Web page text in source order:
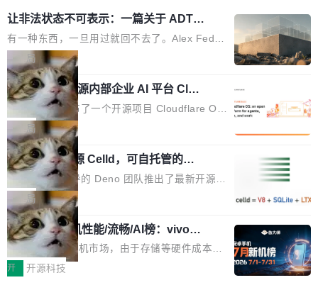
让非法状态不可表示：一篇关于 ADT
的帖子在 Reddit 火了
有一种东西，一旦用过就回不去了。Alex Fedos
eev 管它叫"软件设计的基石"。 他说的东西不新
鲜——代数数据类型（ADT），尤其是和类型
（sum type）。但他说清楚了一件事：这不是类
型系统的学术体操，是日常编码的思维方式。 文
章从一个简单的例子切入。一个网站的深色主题
设置，如果用布尔值 + 可空字段来表示——bool
ean 表示是否可切换，nullable 的默认模式、浅
色方案、深色方案——会产生大量无意义的组
合。方案缺了、配置冲突了、全 null 了。要知道
哪些组合有效，作者说，你得靠"文档、校验、或
者部落知识"。 换个写法。Rust 的 enum，两个
变体：Switchable...
局
Cloudflare 开源内部企业 AI 平台 Clou
dflare OS
Cloudflare 发布了一个开源项目 Cloudflare O
S。如果你只看官方博客，你会觉得这是又一
个"AI 知识库 + 聊天机器人"——每个大厂都在
做，没什么新鲜的。 但 Kenton Varda 在 Twitte
r 上把事情说清楚了： 今天我们发布了 Cloudfla
re OS，一个带连接器的聊天机器人，跟其他所
有科技公司做的一样。只不过，实际上它不一
样。这是 Sandstorm.io 的重制版，我十年前的
那个创业公司。不同的是，这次它构建在 Cloudf
lare Workers 上——我花了九年时间搭建的平台
——并且深度集成了 AI。这基本上是我十年秘密
局
Deno 团队开源 Celld，可自托管的分
布式 Durable Objects
Ryan Dahl 领导的 Deno 团队推出了最新开源项
目 Celld，一个能在自己机器上运行 Cloudflare
Workers 和 Durable Objects 的守护进程。 设
计思路很直接：每个对象是一个独立的 SQLite
数据库，按名称寻址，复制到你自己的 S3 兼容
存储库里。节点之间只通过这个存储库协调——
局
鲁大师7月新机性能/流畅/AI榜：vivo夺
性能、流畅双第一，三星Galaxy Z系列
新折叠缺席
2026年7月的手机市场，由于存储等硬件成本暴
增，手机厂商的日子也不好过啊，新机速度明显
开 开源科技